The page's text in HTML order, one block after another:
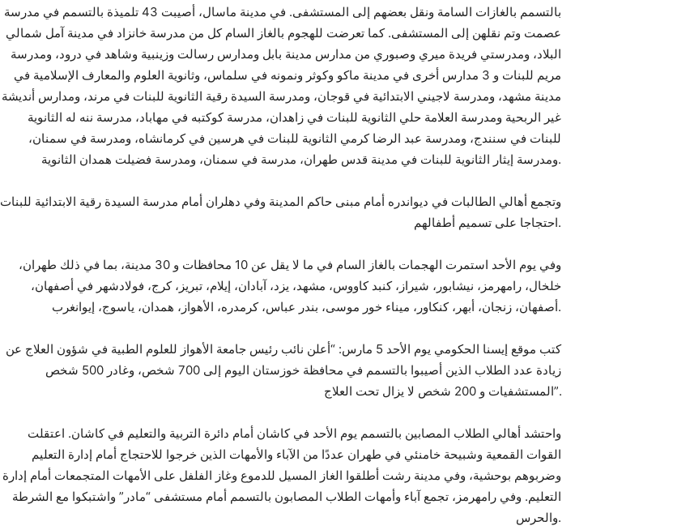
بالتسمم بالغازات السامة ونقل بعضهم إلى المستشفى. في مدينة ماسال، أصيبت 43 تلميذة بالتسمم في مدرسة
عصمت وتم نقلهن إلى المستشفى. كما تعرضت للهجوم بالغاز السام كل من مدرسة خانزاد في مدينة آمل شمالي
البلاد، ومدرستي فريدة ميري وصبوري من مدارس مدينة بابل ومدارس رسالت وزينبية وشاهد في درود، ومدرسة
مريم للبنات و 3 مدارس أخرى في مدينة ماكو وكوثر ونمونه في سلماس، وثانوية العلوم والمعارف الإسلامية في
مدينة مشهد، ومدرسة لاجيني الابتدائية في قوجان، ومدرسة السيدة رقية الثانوية للبنات في مرند، ومدارس أنديشة
غير الربحية ومدرسة العلامة حلي الثانوية للبنات في زاهدان، مدرسة كوكتبه في مهاباد، مدرسة ننه له الثانوية
للبنات في سنندج، ومدرسة عبد الرضا كرمي الثانوية للبنات في هرسين في كرمانشاه، ومدرسة في سمنان،
ومدرسة إيثار الثانوية للبنات في مدينة قدس طهران، مدرسة في سمنان، ومدرسة فضيلت همدان الثانوية.
وتجمع أهالي الطالبات في ديواندره أمام مبنى حاكم المدينة وفي دهلران أمام مدرسة السيدة رقية الابتدائية للبنات
احتجاجا على تسميم أطفالهم.
وفي يوم الأحد استمرت الهجمات بالغاز السام في ما لا يقل عن 10 محافظات و 30 مدينة، بما في ذلك طهران،
خلخال، رامهرمز، نيشابور، شيراز، كنبد كاووس، مشهد، يزد، آبادان، إيلام، تبريز، كرج، فولادشهر في أصفهان،
أصفهان، زنجان، أبهر، كنكاور، ميناء خور موسى، بندر عباس، كرمدره، الأهواز، همدان، ياسوج، إيوانغرب.
كتب موقع إيسنا الحكومي يوم الأحد 5 مارس: “أعلن نائب رئيس جامعة الأهواز للعلوم الطبية في شؤون العلاج عن
زيادة عدد الطلاب الذين أصيبوا بالتسمم في محافظة خوزستان اليوم إلى 700 شخص، وغادر 500 شخص
المستشفيات و 200 شخص لا يزال تحت العلاج”.
واحتشد أهالي الطلاب المصابين بالتسمم يوم الأحد في كاشان أمام دائرة التربية والتعليم في كاشان. اعتقلت
القوات القمعية وشبيحة خامنئي في طهران عددًا من الآباء والأمهات الذين خرجوا للاحتجاج أمام إدارة التعليم
وضربوهم بوحشية، وفي مدينة رشت أطلقوا الغاز المسيل للدموع وغاز الفلفل على الأمهات المتجمعات أمام إدارة
التعليم. وفي رامهرمز، تجمع آباء وأمهات الطلاب المصابون بالتسمم أمام مستشفى “مادر” واشتبكوا مع الشرطة
والحرس.